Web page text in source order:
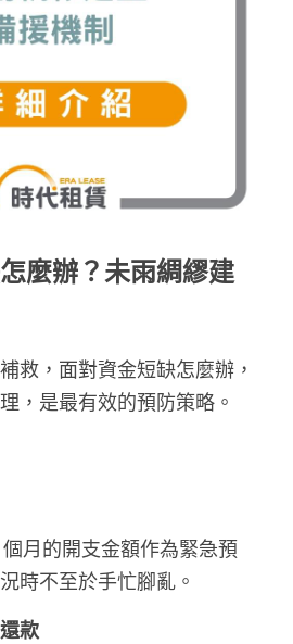
麼辦？未雨綢繆建
救，面對資金短缺怎麼辦，
，是最有效的預防策略。
月的開支金額作為緊急預
時不至於手忙腳亂。
款